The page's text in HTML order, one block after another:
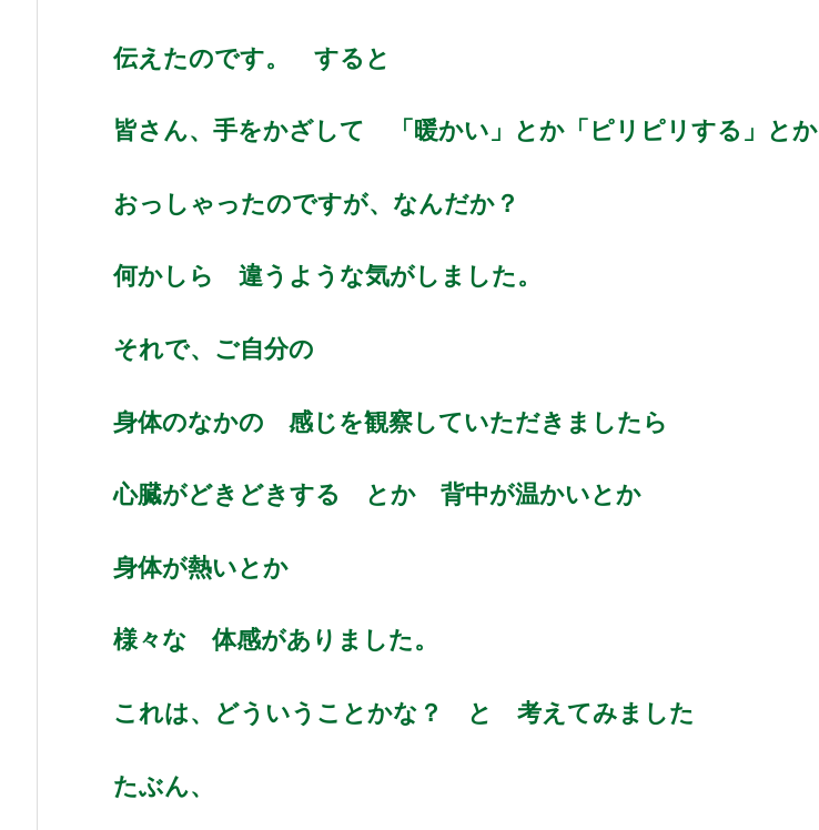
伝えたのです。 すると
皆さん、手をかざして 「暖かい」とか「ピリピリする」とか
おっしゃったのですが、なんだか？
何かしら 違うような気がしました。
それで、ご自分の
身体のなかの 感じを観察していただきましたら
心臓がどきどきする とか 背中が温かいとか
身体が熱いとか
様々な 体感がありました。
これは、どういうことかな？ と 考えてみました
たぶん、